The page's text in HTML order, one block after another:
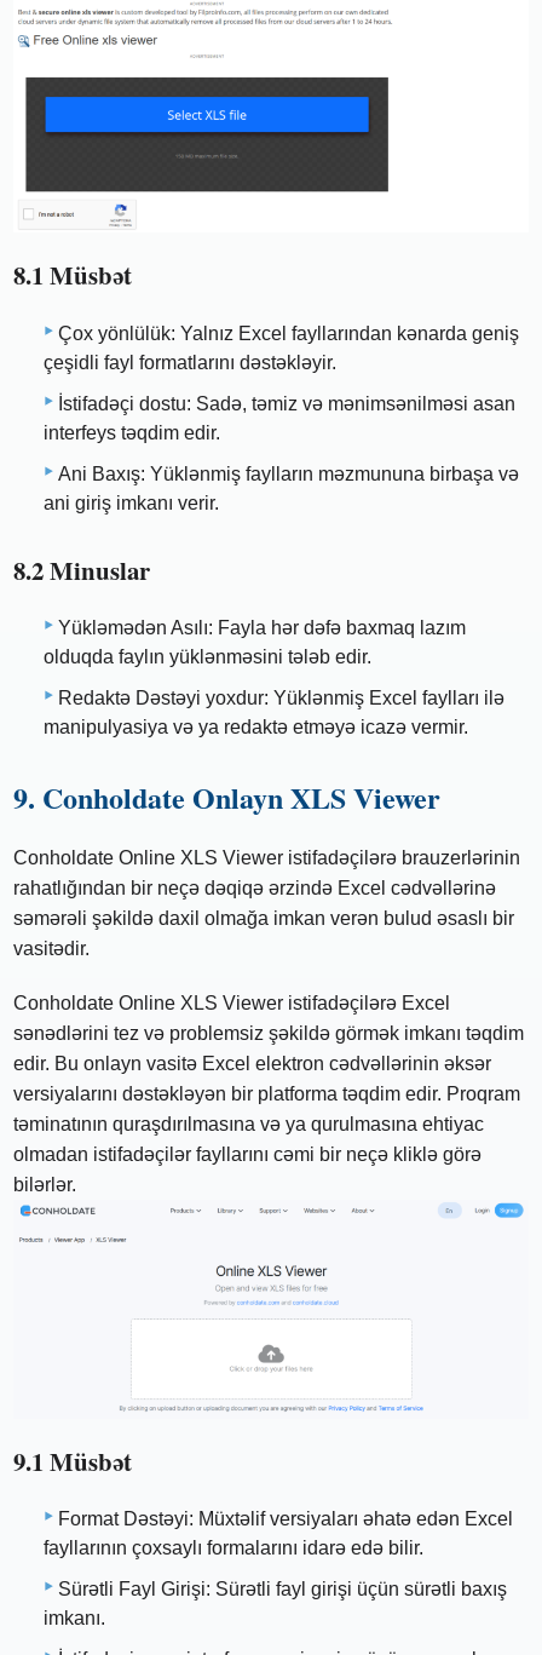
8.1 Müsbət
Çox yönlülük: Yalnız Excel fayllarından kənarda geniş
çeşidli fayl formatlarını dəstəkləyir.
İstifadəçi dostu: Sadə, təmiz və mənimsənilməsi asan
interfeys təqdim edir.
Ani Baxış: Yüklənmiş faylların məzmununa birbaşa və
ani giriş imkanı verir.
8.2 Minuslar
Yükləmədən Asılı: Fayla hər dəfə baxmaq lazım
olduqda faylın yüklənməsini tələb edir.
Redaktə Dəstəyi yoxdur: Yüklənmiş Excel faylları ilə
manipulyasiya və ya redaktə etməyə icazə vermir.
9. Conholdate Onlayn XLS Viewer
Conholdate Online XLS Viewer istifadəçilərə brauzerlərinin
rahatlığından bir neçə dəqiqə ərzində Excel cədvəllərinə
səmərəli şəkildə daxil olmağa imkan verən bulud əsaslı bir
vasitədir.
Conholdate Online XLS Viewer istifadəçilərə Excel
sənədlərini tez və problemsiz şəkildə görmək imkanı təqdim
edir. Bu onlayn vasitə Excel elektron cədvəllərinin əksər
versiyalarını dəstəkləyən bir platforma təqdim edir. Proqram
təminatının quraşdırılmasına və ya qurulmasına ehtiyac
olmadan istifadəçilər fayllarını cəmi bir neçə kliklə görə
bilərlər.
9.1 Müsbət
Format Dəstəyi: Müxtəlif versiyaları əhatə edən Excel
fayllarının çoxsaylı formalarını idarə edə bilir.
Sürətli Fayl Girişi: Sürətli fayl girişi üçün sürətli baxış
imkanı.